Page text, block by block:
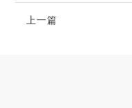
上一篇